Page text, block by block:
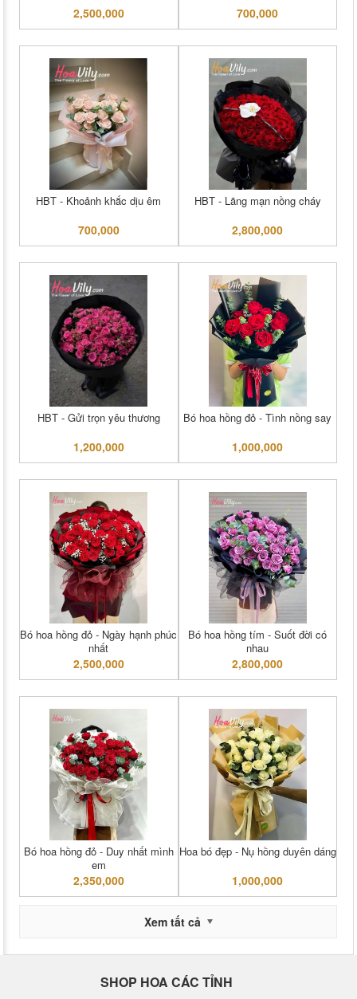
2,500,000 700,000
HBT - Khoảnh khắc dịu êm
700,000
HBT - Lãng mạn nồng cháy
2,800,000
HBT - Gửi trọn yêu thương
1,200,000
Bó hoa hồng đỏ - Tình nồng say
1,000,000
Bó hoa hồng đỏ - Ngày hạnh phúc
nhất
2,500,000
Bó hoa hồng tím - Suốt đời có
nhau
2,800,000
Bó hoa hồng đỏ - Duy nhất mình
em
2,350,000
Hoa bó đẹp - Nụ hồng duyên dáng
1,000,000
Xem tất cả
SHOP HOA CÁC TỈNH